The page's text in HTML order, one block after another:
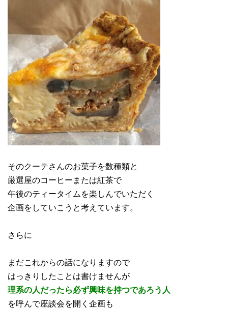
そのクーテさんのお菓子を数種類と
厳選屋のコーヒーまたは紅茶で
午後のティータイムを楽しんでいただく
企画をしていこうと考えています。
さらに
まだこれからの話になりますので
はっきりしたことは書けませんが
理系の人だったら必ず興味を持つであろう人
を呼んで座談会を開く企画も